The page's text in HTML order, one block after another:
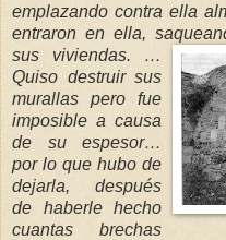
emplazando contra ella
entraron en ella,
sus viviendas. …
Quiso destruir sus
murallas pero fue
imposible a causa
de su espesor…
por lo que hubo de
dejarla, después
de haberle hecho
cuantas brechas